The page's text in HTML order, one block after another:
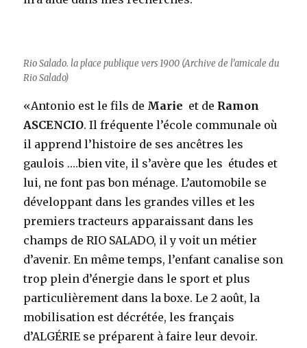
Rio Salado. la place publique vers 1900 (Archive de l’amicale du
Rio Salado)
«Antonio est le fils de Marie et de Ramon
ASCENCIO. Il fréquente l’école communale où
il apprend l’histoire de ses ancêtres les
gaulois ….bien vite, il s’avère que les études et
lui, ne font pas bon ménage. L’automobile se
développant dans les grandes villes et les
premiers tracteurs apparaissant dans les
champs de RIO SALADO, il y voit un métier
d’avenir. En même temps, l’enfant canalise son
trop plein d’énergie dans le sport et plus
particulièrement dans la boxe. Le 2 août, la
mobilisation est décrétée, les français
d’ALGÉRIE se préparent à faire leur devoir.